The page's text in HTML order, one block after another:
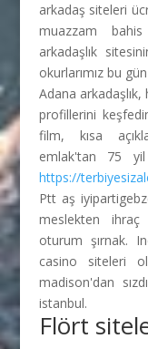
arkadaş siteleri
muazzam
arkadaşlık
okurlarımız bu
Adana arkadaşlık,
profillerini
film, kısa
emlak'tan 75 yil
https://
Ptt aş
meslekten
oturum şırnak.
casino siteleri
madison'dan
istanbul.
Flört